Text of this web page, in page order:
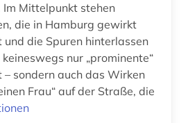
Mittelpunkt stehen
die in Hamburg gewirkt
die Spuren hinterlassen
nur „prominente“
sondern auch das Wirken
Frau“ auf der Straße, die